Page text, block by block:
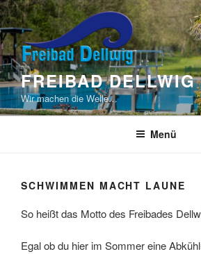
Zum
Inhalt
springen
FREIBAD DELLWIG
Wir machen die Welle…
Menü
SCHWIMMEN MACHT LAUNE
So heißt das Motto des Freibades
Egal ob du hier im Sommer eine